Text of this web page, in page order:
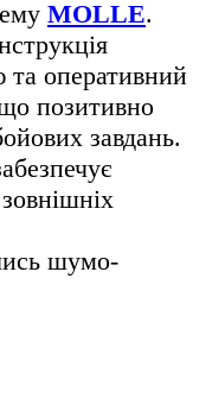
MOLLE.
та оперативний
позитивно
завдань.
шумо-